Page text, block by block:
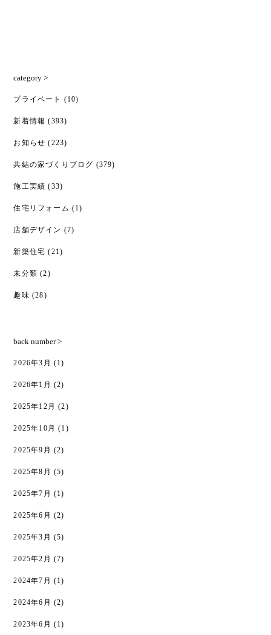
category >
プライベート (10)
新着情報 (393)
お知らせ (223)
共結の家づくりブログ (379)
施工実績 (33)
住宅リフォーム (1)
店舗デザイン (7)
新築住宅 (21)
未分類 (2)
趣味 (28)
back number >
2026年3月 (1)
2026年1月 (2)
2025年12月 (2)
2025年10月 (1)
2025年9月 (2)
2025年8月 (5)
2025年7月 (1)
2025年6月 (2)
2025年3月 (5)
2025年2月 (7)
2024年7月 (1)
2024年6月 (2)
2023年6月 (1)